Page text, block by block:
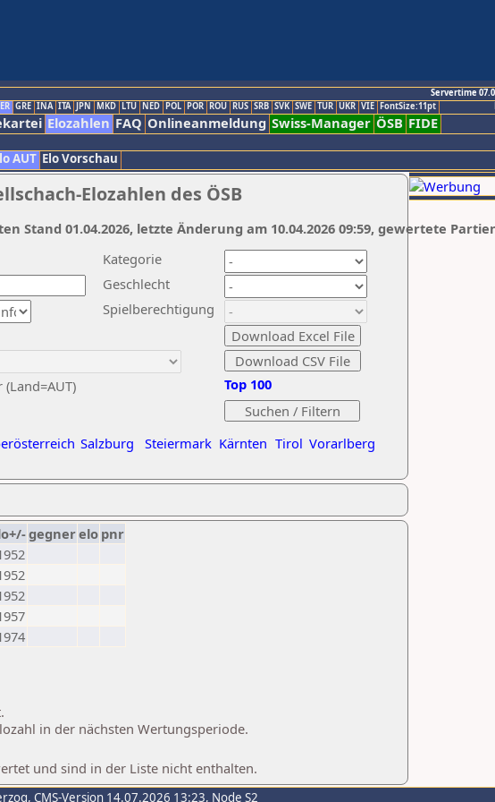
Servertime
GRE INA ITA JPN MKD LTU NED POL POR ROU RUS SRB SVK SWE TUR UKR VIE FontSize:11pt
Elozahlen FAQ Onlineanmeldung Swiss-Manager ÖSB FIDE
AUT Elo Vorschau
Elozahlen des ÖSB
Kategorie
Geschlecht
Spielberechtigung
Salzburg Steiermark Kärnten Tirol Vorarlberg
Top 100
Stand 01.04.2026, letzte Änderung am 10.04.2026 09:59, gewertete
gegnerelo pnr
in der nächsten Wertungsperiode.
und sind in der Liste nicht enthalten.
, CMS-Version 14.07.2026 13:23, Node S2